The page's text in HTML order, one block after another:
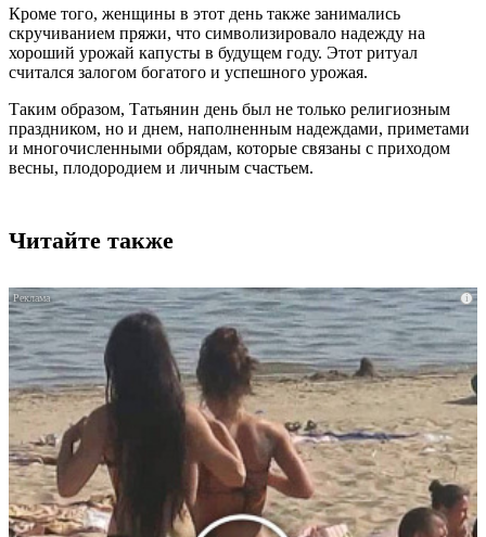
Кроме того, женщины в этот день также занимались
скручиванием пряжи, что символизировало надежду на
хороший урожай капусты в будущем году. Этот ритуал
считался залогом богатого и успешного урожая.
Таким образом, Татьянин день был не только религиозным
праздником, но и днем, наполненным надеждами, приметами
и многочисленными обрядам, которые связаны с приходом
весны, плодородием и личным счастьем.
Читайте также
i